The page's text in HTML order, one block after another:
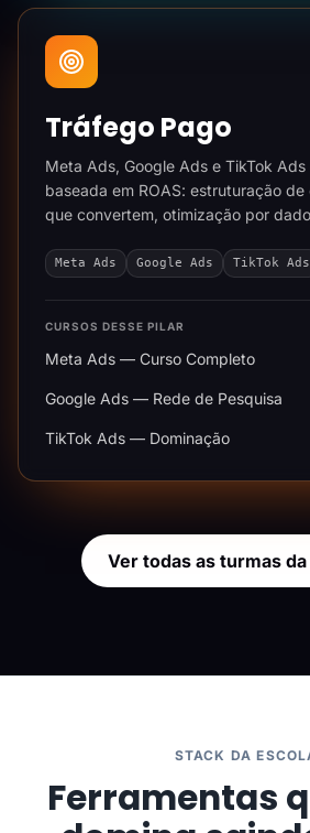
Tráfego Pago
Meta Ads, Google Ads e TikTok
baseada em ROAS: estruturação
que convertem, otimização por
Meta Ads Google Ads TikTok Ads
CURSOS DESSE PILAR
Meta Ads — Curso Completo
Google Ads — Rede de Pesquisa
TikTok Ads — Dominação
Ver todas as turmas
STACK DA
Ferramentas